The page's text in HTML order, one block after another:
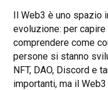
Il Web3 è uno spazio
evoluzione: per
comprendere come
persone si stanno
NFT, DAO, Discord e
importanti, ma il